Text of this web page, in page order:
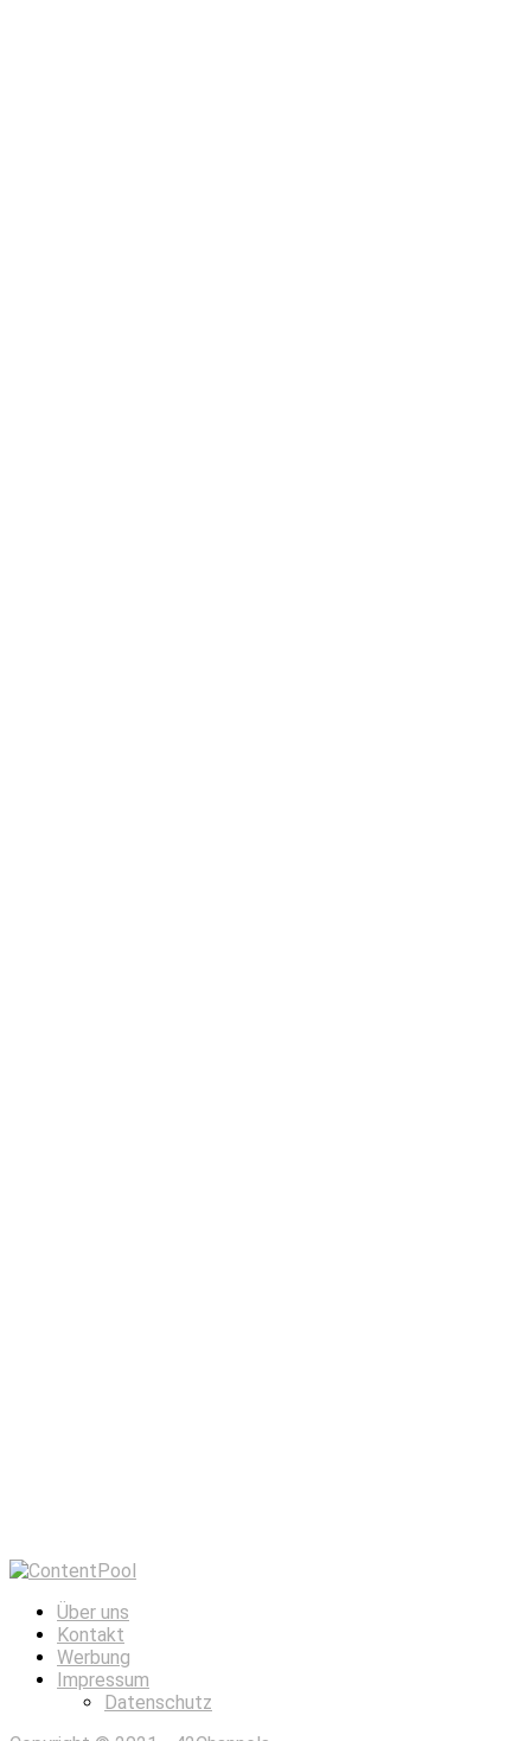
Über uns
Kontakt
Werbung
Impressum
Datenschutz